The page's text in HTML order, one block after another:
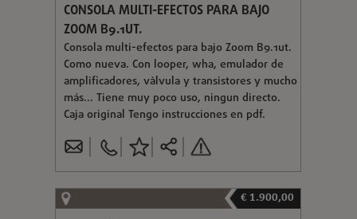
CONSOLA MULTI-EFECTOS PARA BAJO
ZOOM B9.1UT.
Consola multi-efectos para bajo Zoom B9.1ut.
Como nueva. Con looper, wha, emulador de
amplificadores, vàlvula y transistores y mucho
más... Tiene muy poco uso, ningun directo.
Caja original Tengo instrucciones en pdf.
€ 1.900,00